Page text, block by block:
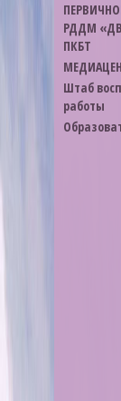
РДДМ
ПКБТ
Штаб
работы